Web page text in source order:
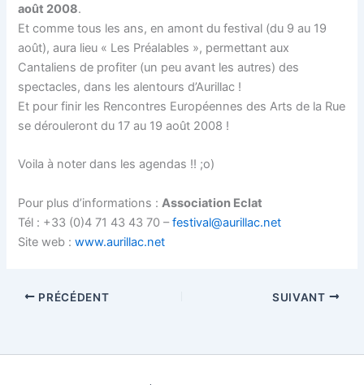
août 2008.
Et comme tous les ans, en amont du festival (du 9 au 19
août), aura lieu « Les Préalables », permettant aux
Cantaliens de profiter (un peu avant les autres) des
spectacles, dans les alentours d’Aurillac !
Et pour finir les Rencontres Européennes des Arts de la Rue
se dérouleront du 17 au 19 août 2008 !
Voila à noter dans les agendas !! ;o)
Pour plus d’informations : Association Eclat
Tél : +33 (0)4 71 43 43 70 –festival@aurillac.net
Site web :www.aurillac.net
PRÉCÉDENT SUIVANT